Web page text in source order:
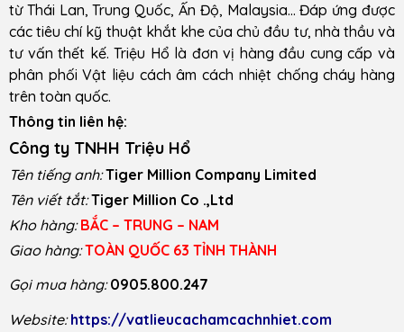
từ Thái Lan, Trung Quốc, Ấn Độ, Malaysia… Đáp ứng được
các tiêu chí kỹ thuật khắt khe của chủ đầu tư, nhà thầu và
tư vấn thết kế. Triệu Hổ là đơn vị hàng đầu cung cấp và
phân phối Vật liệu cách âm cách nhiệt chống cháy hàng
trên toàn quốc.
Thông tin liên hệ:
Công ty TNHH Triệu Hổ
Tên tiếng anh: Tiger Million Company Limited
Tên viết tắt: Tiger Million Co .,Ltd
Kho hàng: BẮC – TRUNG – NAM
Giao hàng: TOÀN QUỐC 63 TỈNH THÀNH
Gọi mua hàng: 0905.800.247
Website: https://vatlieucachamcachnhiet.com